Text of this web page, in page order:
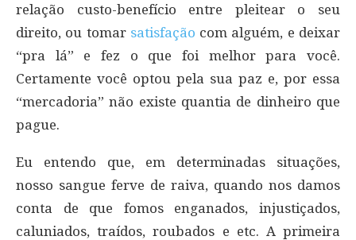
relação custo-benefício entre pleitear o seu
direito, ou tomar satisfação com alguém, e deixar
“pra lá” e fez o que foi melhor para você.
Certamente você optou pela sua paz e, por essa
“mercadoria” não existe quantia de dinheiro que
pague.
Eu entendo que, em determinadas situações,
nosso sangue ferve de raiva, quando nos damos
conta de que fomos enganados, injustiçados,
caluniados, traídos, roubados e etc. A primeira